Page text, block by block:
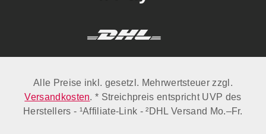
Alle Preise inkl. gesetzl. Mehrwertsteuer zzgl.
Versandkosten. * Streichpreis entspricht UVP des
Herstellers - ¹Affiliate-Link - ²DHL Versand Mo.–Fr.